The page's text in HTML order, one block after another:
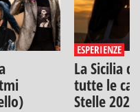
ESPERIENZE
La Sicilia
tutte le
Stelle